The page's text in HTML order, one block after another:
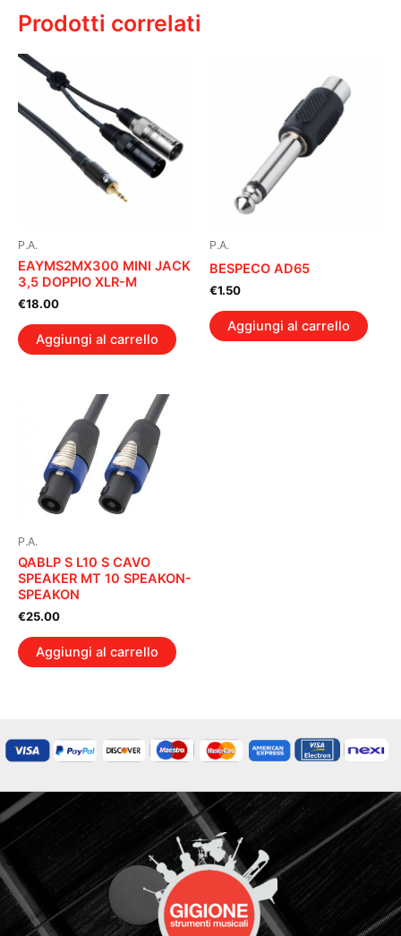
CMS-
3
Prodotti correlati
P.A.
EAYMS2MX300 MINI JACK
3,5 DOPPIO XLR-M
€18.00
Aggiungi al carrello
P.A.
BESPECO AD65
€1.50
Aggiungi al carrello
P.A.
QABLP S L10 S CAVO
SPEAKER MT 10 SPEAKON-
SPEAKON
€25.00
Aggiungi al carrello